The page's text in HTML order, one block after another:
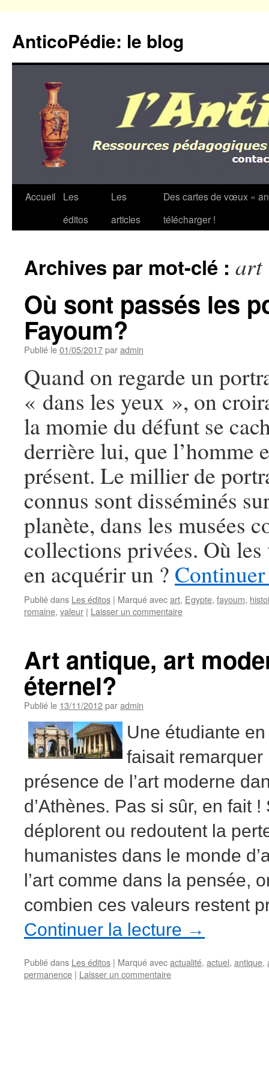
contenu
AnticoPédie: le blog
Accueil
Les
éditos
Les
articles
Des cartes de vœux «
télécharger !
Archives par mot-clé : art
Où sont passés les
Fayoum?
Publié le01/05/2017paradmin
Quand on regarde un
« dans les yeux », on
la momie du défunt se
derrière lui, que l’homme
présent. Le millier de
connus sont disséminés
planète, dans les musées
collections privées. Où
en acquérir un ?
Publié dans Les éditos | Marqué avecart, Egypte, fayoum,
romaine, valeur | Laisser un commentaire
Art antique, art
éternel?
Publié le 13/11/2012paradmin
Une étudiante
faisait remarquer
présence de l’art moderne
d’Athènes. Pas si sûr, en fait
déplorent ou redoutent la
humanistes dans le monde
l’art comme dans la pensée,
combien ces valeurs restent
Continuer la lecture →
Publié dans Les éditos | Marqué avecactualité, actuel, antique,
permanence | Laisser un commentaire